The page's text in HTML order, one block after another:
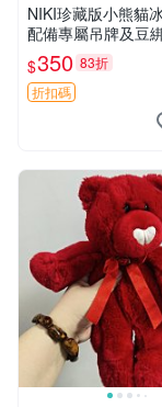
NIKI珍藏版小熊貓
配備專屬吊牌及豆
廢品嚴選 好評推薦
箱貼 磁鐵掛件 冰箱
$350 83折
折扣碼